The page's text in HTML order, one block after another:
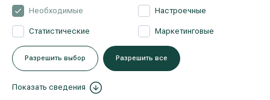
Необходимые Настроечные
Статистические Маркетинговые
Разрешить выбор Разрешить все
Показать сведения
© 2026 Hila. Все права защищены. Политика приватности